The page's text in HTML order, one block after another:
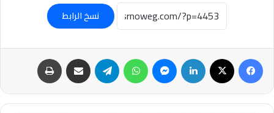
نسخ الرابط
فيسبوك لينكدإن ماسنجر واتساب تيلقرام مشاركة عبر البريد